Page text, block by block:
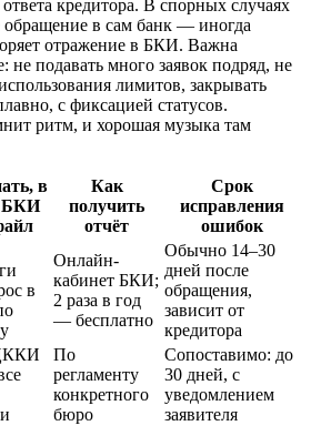
кредитора. В спорных случаях
обращение в сам банк — иногда
отражение в БКИ. Важна
не подавать много заявок подряд, не
лимитов, закрывать
с фиксацией статусов.
ритм, и хорошая музыка там
в
БКИ
Как
получить
отчёт
Срок
исправления
ошибок
в
Онлайн-
кабинет БКИ;
2 раза в год
— бесплатно
Обычно 14–30
дней после
обращения,
зависит от
кредитора
По
регламенту
конкретного
бюро
Сопоставимо: до
30 дней, с
уведомлением
заявителя